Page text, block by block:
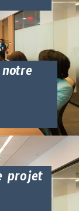
projet